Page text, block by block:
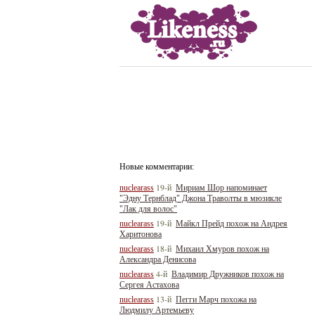
Новые комментарии:
nuclearass 19-й Мириам Шор напоминает
"Эдну Тернблад" Джона Траволты в мюзикле
"Лак для волос"
nuclearass 19-й Майкл Прейд похож на Андрея
Харитонова
nuclearass 18-й Михаил Хмуров похож на
Александра Денисова
nuclearass 4-й Владимир Дружников похож на
Сергея Астахова
nuclearass 13-й Пегги Марч похожа на
Людмилу Артемьеву